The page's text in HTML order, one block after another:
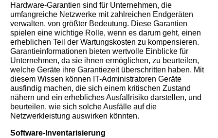
Hardware-Garantien sind für Unternehmen, die
umfangreiche Netzwerke mit zahlreichen Endgeräten
verwalten, von größter Bedeutung. Diese Garantien
spielen eine wichtige Rolle, wenn es darum geht, einen
erheblichen Teil der Wartungskosten zu kompensieren.
Garantieinformationen bieten wertvolle Einblicke für
Unternehmen, da sie ihnen ermöglichen, zu beurteilen,
welche Geräte ihre Garantiezeit überschritten haben. Mit
diesem Wissen können IT-Administratoren Geräte
ausfindig machen, die sich einem kritischen Zustand
nähern und ein erhebliches Ausfallrisiko darstellen, und
beurteilen, wie sich solche Ausfälle auf die
Netzwerkleistung auswirken könnten.
Software-Inventarisierung